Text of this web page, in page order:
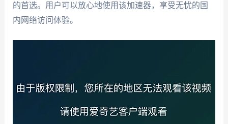
的首选。用户可以放心地使用该加速器，享受无忧的国
内网络访问体验。